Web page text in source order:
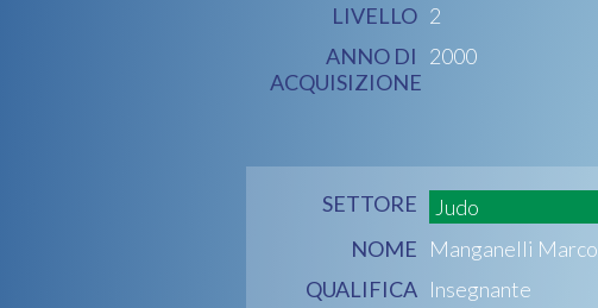
LIVELLO 2
ANNO DI
ACQUISIZIONE
2000
SETTORE
Judo
NOME Manganelli Marco
QUALIFICA Insegnante